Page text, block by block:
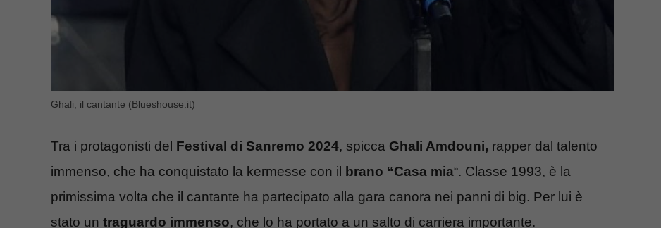
Ghali, il cantante (Blueshouse.it)
Tra i protagonisti del Festival di Sanremo 2024, spicca Ghali Amdouni, rapper dal talento
immenso, che ha conquistato la kermesse con il
brano “Casa mia“. Classe 1993, è la
primissima volta che il cantante ha partecipato alla gara canora nei panni di big. Per lui è
stato un traguardo immenso, che lo ha portato a un salto di carriera importante.